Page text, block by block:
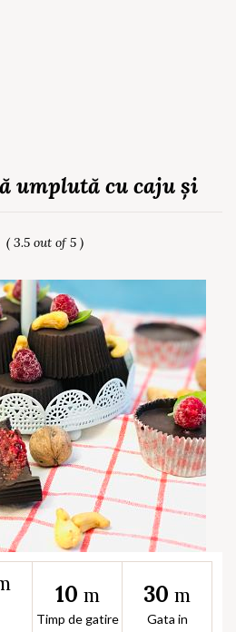
umplută cu caju și
( 3.5 out of 5 )
10 m
Timp de gatire
30 m
Gata in